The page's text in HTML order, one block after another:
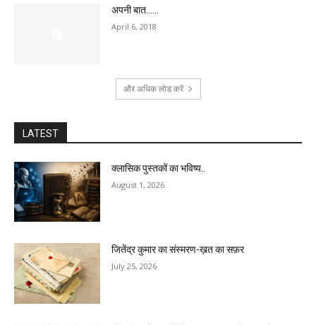
अपनी बात……
April 6, 2018
और अधिक लोड करें
LATEST
क्लासिक पुस्तकों का भविष्य..
August 1, 2026
जितेंद्र कुमार का संस्मरण-ख़त का सफ़र
July 25, 2026